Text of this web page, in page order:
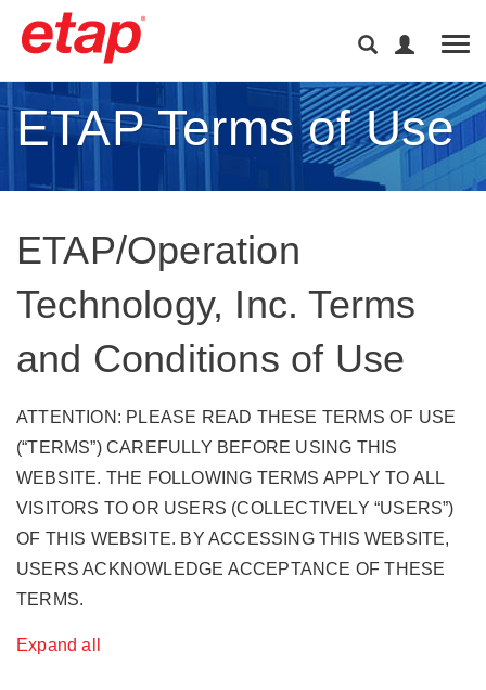
ETAP Terms of Use
ETAP/Operation
Technology, Inc. Terms
and Conditions of Use
ATTENTION: PLEASE READ THESE TERMS OF USE
(“TERMS”) CAREFULLY BEFORE USING THIS
WEBSITE. THE FOLLOWING TERMS APPLY TO ALL
VISITORS TO OR USERS (COLLECTIVELY “USERS”)
OF THIS WEBSITE. BY ACCESSING THIS WEBSITE,
USERS ACKNOWLEDGE ACCEPTANCE OF THESE
TERMS.
Expand all